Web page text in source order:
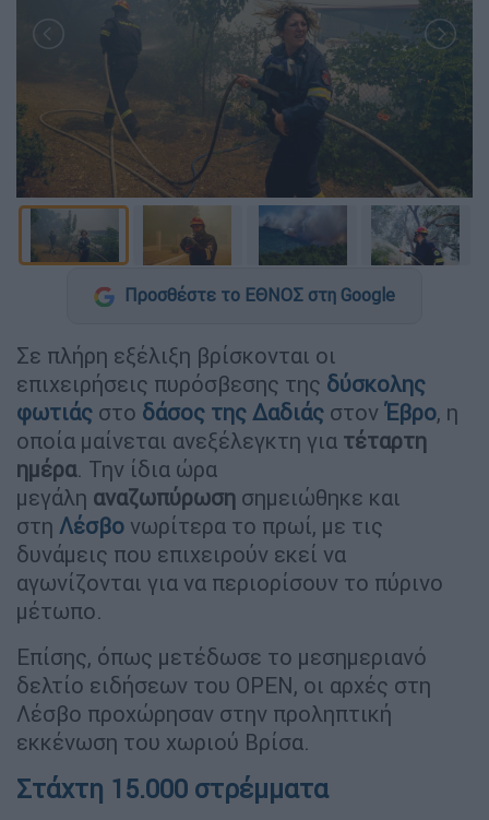
Προσθέστε το ΕΘΝΟΣ στη Google
Σε πλήρη εξέλιξη βρίσκονται οι
επιχειρήσεις πυρόσβεσης της δύσκολης
φωτιάς στο δάσος της Δαδιάς στον Έβρο, η
οποία μαίνεται ανεξέλεγκτη για τέταρτη
ημέρα. Την ίδια ώρα
μεγάλη αναζωπύρωση σημειώθηκε και
στη Λέσβο νωρίτερα το πρωί, με τις
δυνάμεις που επιχειρούν εκεί να
αγωνίζονται για να περιορίσουν το πύρινο
μέτωπο.
Επίσης, όπως μετέδωσε το μεσημεριανό
δελτίο ειδήσεων του OPEN, οι αρχές στη
Λέσβο προχώρησαν στην προληπτική
εκκένωση του χωριού Βρίσα.
Στάχτη 15.000 στρέμματα